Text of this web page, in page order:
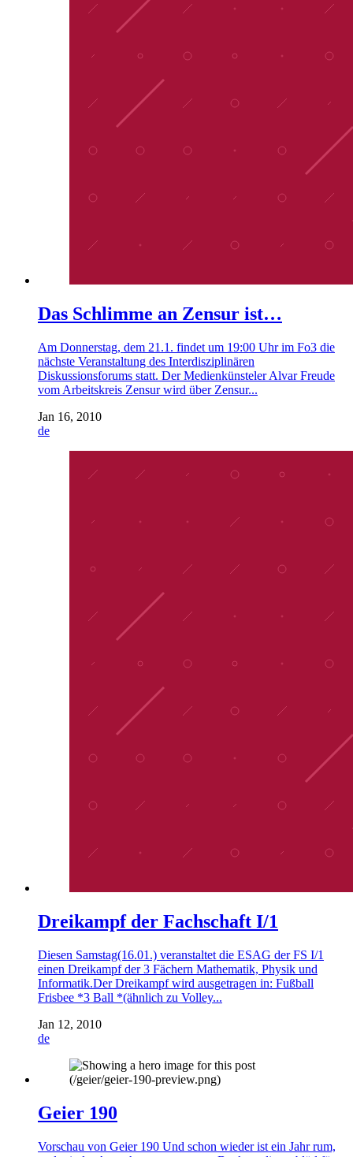
Das Schlimme an Zensur ist…
Am Donnerstag, dem 21.1. findet um 19:00 Uhr im Fo3 die
nächste Veranstaltung des Interdisziplinären
Diskussionsforums statt. Der Medienkünsteler Alvar Freude
vom Arbeitskreis Zensur wird über Zensur...
Jan 16, 2010
de
Dreikampf der Fachschaft I/1
Diesen Samstag(16.01.) veranstaltet die ESAG der FS I/1
einen Dreikampf der 3 Fächern Mathematik, Physik und
Informatik.Der Dreikampf wird ausgetragen in: Fußball
Frisbee *3 Ball *(ähnlich zu Volley...
Jan 12, 2010
de
Geier 190
Vorschau von Geier 190 Und schon wieder ist ein Jahr rum,